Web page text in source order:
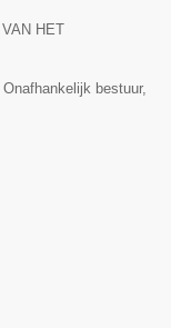
HET
bestuur,